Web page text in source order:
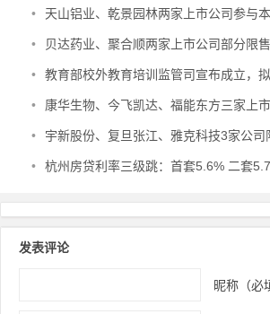
• 天山铝业、乾景园林两家上市公司参与本次限售股解禁，最高解禁数量为
• 贝达药业、聚合顺两家上市公司部分限售股解禁上市，最高解禁股
• 教育部校外教育培训监管司宣布成立，拟订校外教育
• 康华生物、今飞凯达、福能东方三家上市公司限售股解禁上市，最高解
• 宇新股份、复旦张江、雅克科技3家公司限售股解禁上市，最高解禁股数
• 杭州房贷利率三级跳：首套5.6% 二套
发表评论
昵称（必